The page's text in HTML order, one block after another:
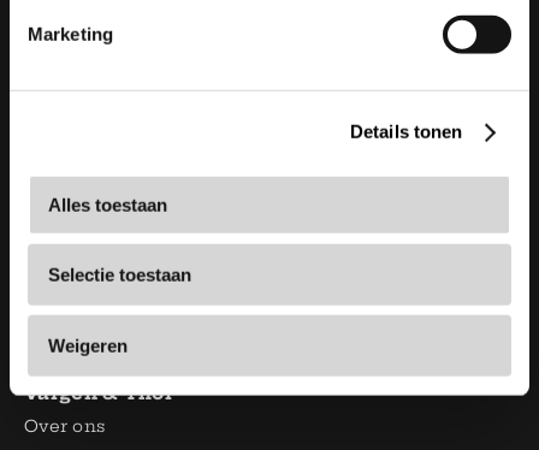
Marketing
Details tonen
Alles toestaan
Selectie toestaan
Weigeren
KvK:66572231
Glazen & servies
Messen
Keukenaccessoires
Serie
Sale
Vargen & Thor
Over ons